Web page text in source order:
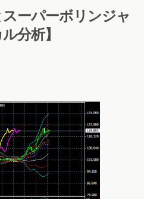
スーパーボリンジャ
分析】